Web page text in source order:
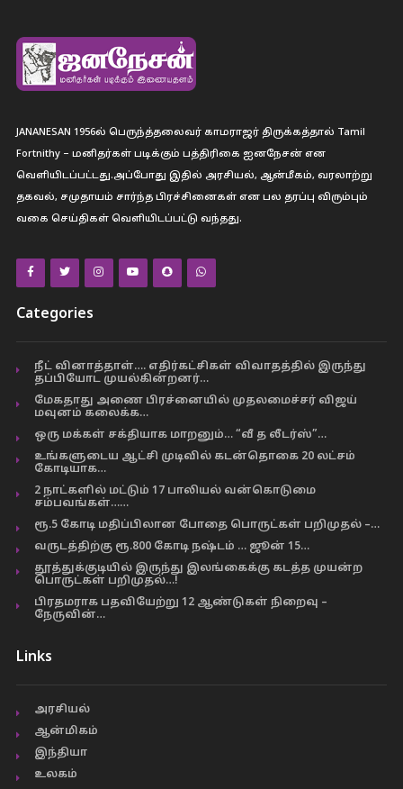
JANANESAN 1956ல் பெருந்த்தலைவர் காமராஜர் திருக்கத்தால் Tamil
Fortnithy – மனிதர்கள் படிக்கும் பத்திரிகை ஐனநேசன் என
வெளியிடப்பட்டது.அப்போது இதில் அரசியல், ஆன்மீகம், வரலாற்று
தகவல், சமுதாயம் சார்ந்த பிரச்சினைகள் என பல தரப்பு விரும்பும்
வகை செய்திகள் வெளியிடப்பட்டு வந்தது.
Categories
நீட் வினாத்தாள்…. எதிர்கட்சிகள் விவாதத்தில் இருந்து
தப்பியோட முயல்கின்றனர்…
மேகதாது அணை பிரச்னையில் முதலமைச்சர் விஜய்
மவுனம் கலைக்க…
ஒரு மக்கள் சக்தியாக மாறனும்… “வீ த லீடர்ஸ்”…
உங்களுடைய ஆட்சி முடிவில் கடன்தொகை 20 லட்சம்
கோடியாக…
2 நாட்களில் மட்டும் 17 பாலியல் வன்கொடுமை
சம்பவங்கள்……
ரூ.5 கோடி மதிப்பிலான போதை பொருட்கள் பறிமுதல் –…
வருடத்திற்கு ரூ.800 கோடி நஷ்டம் … ஜூன் 15…
தூத்துக்குடியில் இருந்து இலங்கைக்கு கடத்த முயன்ற
பொருட்கள் பறிமுதல்…!
பிரதமராக பதவியேற்று 12 ஆண்டுகள் நிறைவு –
நேருவின்…
Links
அரசியல்
ஆன்மிகம்
இந்தியா
உலகம்